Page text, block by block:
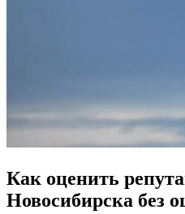
Как оценить
Новосибирска без